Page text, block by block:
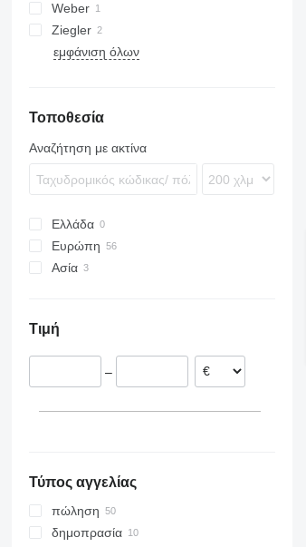
Weber
Ziegler
εμφάνιση όλων
Τοποθεσία
Αναζήτηση με ακτίνα
Ελλάδα
Ευρώπη
Σουηδία
Γαλλία
Ασία
Τιμή
–
Τύπος αγγελίας
πώληση
δημοπρασία